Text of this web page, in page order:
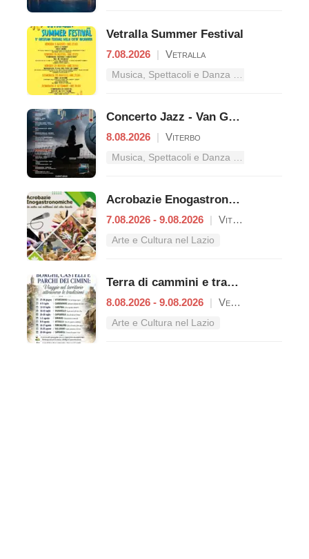
Vetralla Summer Festival
7.08.2026 | Vetralla
Concerto Jazz - Van Gogh
8.08.2026 | Viterbo
Acrobazie Enogastronomiche
7.08.2026 - 9.08.2026 | Viterbo
Arte e Cultura nel Lazio
Terra di cammini e tradizioni
8.08.2026 - 9.08.2026 | Vetralla
Arte e Cultura nel Lazio